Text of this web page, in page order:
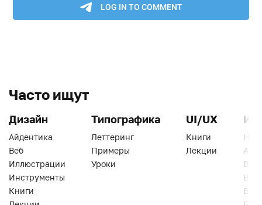
Часто ищут
Дизайн
Айдентика
Веб
Иллюстрации
Инструменты
Книги
Типографика
Леттеринг
Примеры
Уроки
UI/UX
Книги
Лекции
Веб